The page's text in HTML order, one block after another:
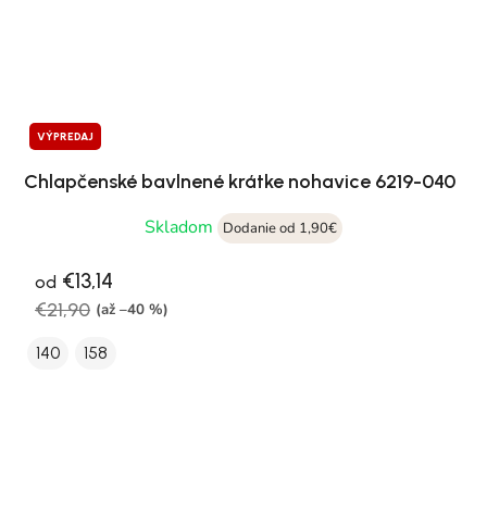
VÝPREDAJ
Chlapčenské bavlnené krátke nohavice 6219-040
Skladom
Dodanie od 1,90€
od €13,14
€21,90 (až –40 %)
140 158